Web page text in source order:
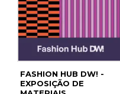
FASHION HUB DW! -
EXPOSIÇÃO DE